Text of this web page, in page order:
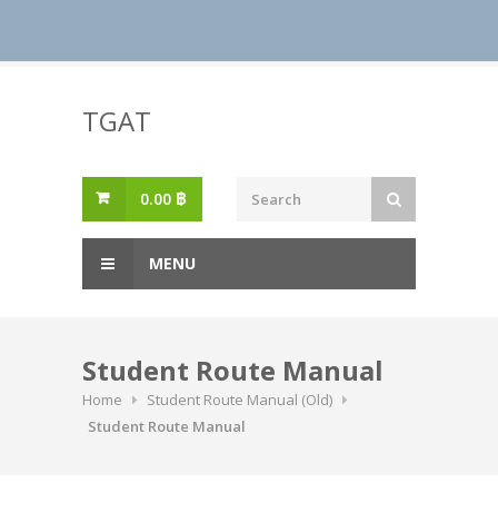
TGAT
0.00 ฿
MENU
Student Route Manual
Home
Student Route Manual (Old)
Student Route Manual